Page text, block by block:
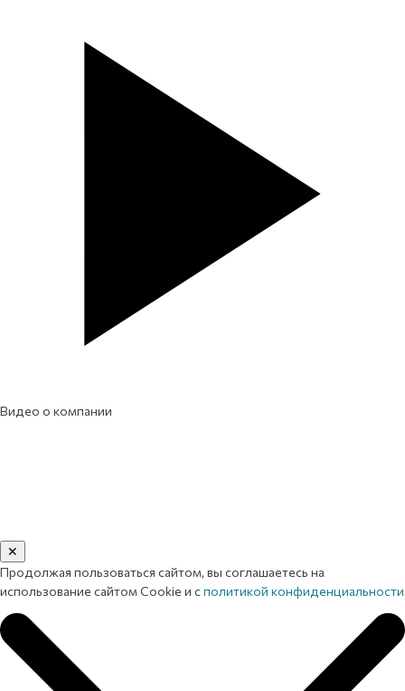
Видео о компании
✕
Продолжая пользоваться сайтом, вы соглашаетесь на
использование сайтом Cookie и сполитикой конфиденциальности